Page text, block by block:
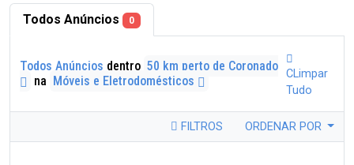
Todos Anúncios 0
Todos Anúncios dentro 50 km perto de Coronado
na Móveis e Eletrodomésticos
CLimpar
Tudo
FILTROS ORDENAR POR